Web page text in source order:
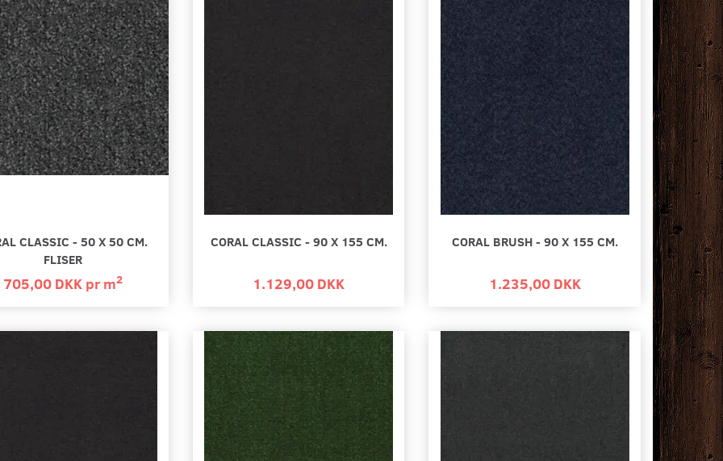
CLASSIC - 50 X 50 CM.
FLISER
705,00 DKK prm2
CORAL CLASSIC - 90 X 155 CM.
1.129,00 DKK
CORAL BRUSH - 90 X 155 CM.
1.235,00 DKK